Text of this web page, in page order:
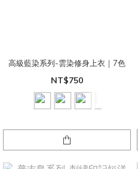
高級藍染系列-雲染修身上衣｜7色
NT$750